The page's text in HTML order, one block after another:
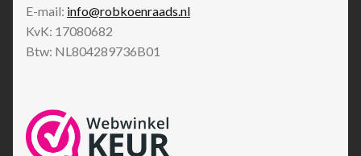
E-mail: info@robkoenraads.nl
KvK: 17080682
Btw: NL804289736B01